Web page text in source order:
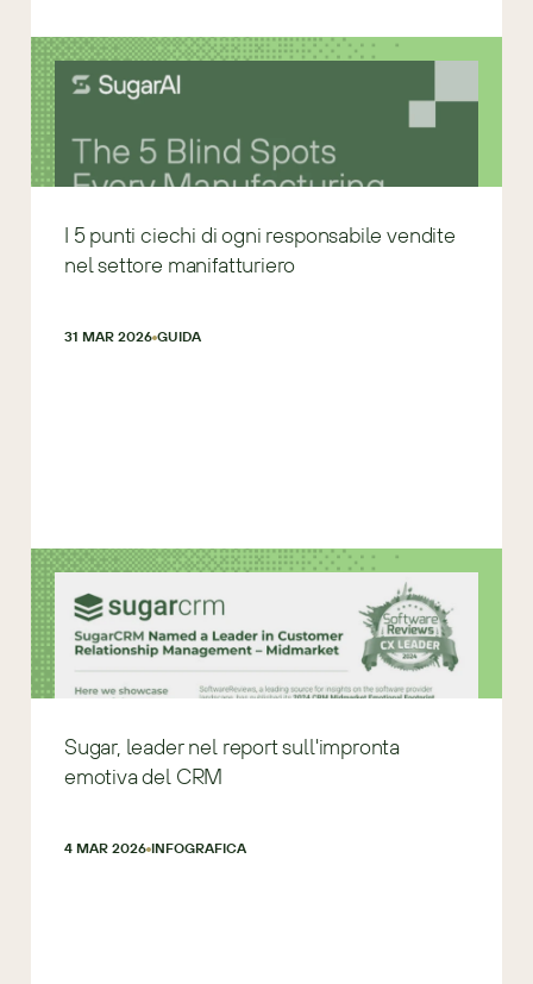
I 5 punti ciechi di ogni responsabile vendite
nel settore manifatturiero
31 MAR 2026 GUIDA
Sugar, leader nel report sull'impronta
emotiva del CRM
4 MAR 2026 INFOGRAFICA